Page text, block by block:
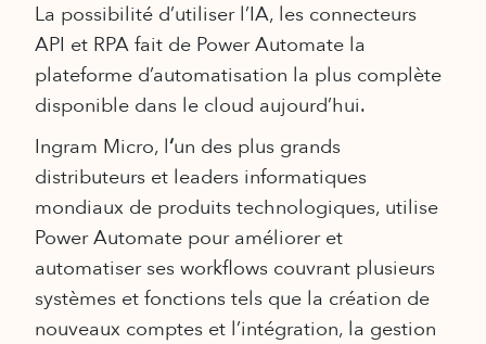
La possibilité d’utiliser l’IA, les connecteurs
API et RPA fait de Power Automate la
plateforme d’automatisation la plus complète
disponible dans le cloud aujourd’hui.
Ingram Micro, l‘un des plus grands
distributeurs et leaders informatiques
mondiaux de produits technologiques, utilise
Power Automate pour améliorer et
automatiser ses workflows couvrant plusieurs
systèmes et fonctions tels que la création de
nouveaux comptes et l’intégration, la gestion